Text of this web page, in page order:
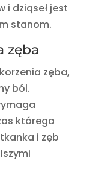
i dziąseł jest
stanom.
zęba
zęba,
ból.
którego
i zęb